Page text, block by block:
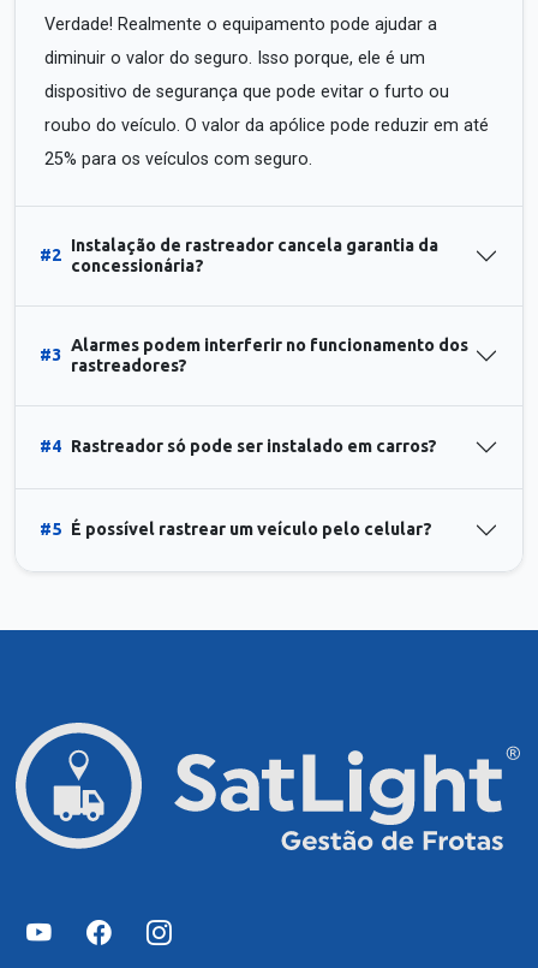
Verdade! Realmente o equipamento pode ajudar a
diminuir o valor do seguro. Isso porque, ele é um
dispositivo de segurança que pode evitar o furto ou
roubo do veículo. O valor da apólice pode reduzir em até
25% para os veículos com seguro.
#2
Instalação de rastreador cancela garantia da
concessionária?
#3
Alarmes podem interferir no funcionamento dos
rastreadores?
#4 Rastreador só pode ser instalado em carros?
#5 É possível rastrear um veículo pelo celular?